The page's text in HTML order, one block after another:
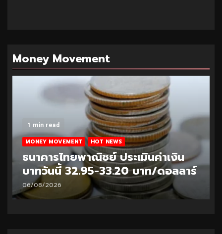
Money Movement
1 min read
MONEY MOVEMENT HOT NEWS
ธนาคารไทยพาณิชย์ ประเมินค่าเงิน
บาทวันนี้ 32.95-33.20 บาท/ดอลลาร์
06/08/2026